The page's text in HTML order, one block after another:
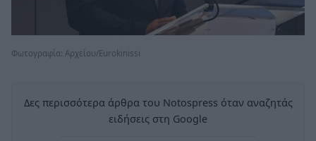
Φωτογραφία: Aρχείου/Eurokinissi
Δες περισσότερα άρθρα του Notospress όταν αναζητάς
ειδήσεις στη Google